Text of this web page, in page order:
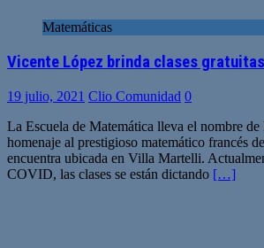
Matemáticas
Vicente López brinda clases
19 julio, 2021 Clio Comunidad 0
La Escuela de Matemática lleva el nombre de
homenaje al prestigioso matemático francés
encuentra ubicada en Villa Martelli.
COVID, las clases se están dictando […]